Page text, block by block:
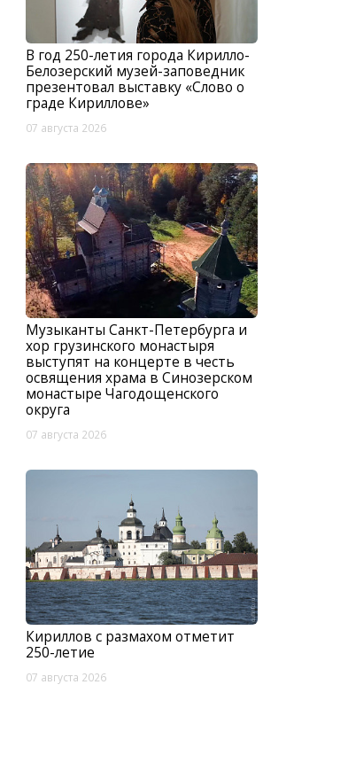
В год 250-летия города Кирилло-
Белозерский музей-заповедник
презентовал выставку «Слово о
граде Кириллове»
07 августа 2026
Музыканты Санкт-Петербурга и
хор грузинского монастыря
выступят на концерте в честь
освящения храма в Синозерском
монастыре Чагодощенского
округа
07 августа 2026
Кириллов с размахом отметит
250-летие
07 августа 2026